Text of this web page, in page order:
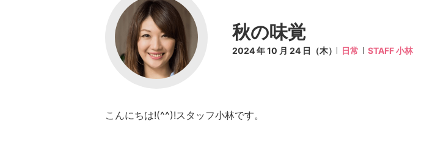
秋の味覚
2024 年 10 月 24 日（木） 日常 STAFF 小林
こんにちは!(^^)!スタッフ小林です。